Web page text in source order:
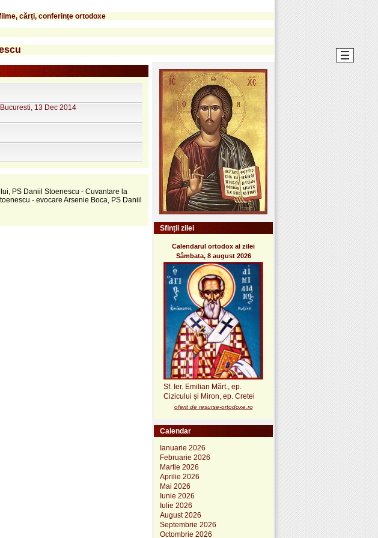
cărți, conferințe ortodoxe
13 Dec 2014
PS Daniil Stoenescu - Cuvantare la
- evocare Arsenie Boca, PS Daniil
Sfinții zilei
Calendarul ortodox al zilei
Sâmbata, 8 august 2026
Sf. Ier. Emilian Mărt., ep.
Cizicului și Miron, ep. Cretei
oferit de resurse-ortodoxe.ro
Calendar
Ianuarie 2026
Februarie 2026
Martie 2026
Aprilie 2026
Mai 2026
Iunie 2026
Iulie 2026
August 2026
Septembrie 2026
Octombrie 2026